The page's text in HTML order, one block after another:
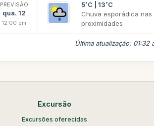
PREVISÃO
qua. 12
12:00 pm
5˚C | 13˚C
Chuva esporádica nas
proximidades
Última atualização: 01:32
Excursão
Excursões oferecidas